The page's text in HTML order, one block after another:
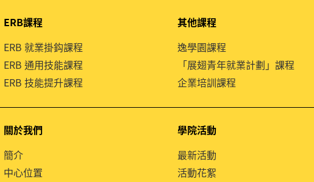
ERB課程
ERB 就業掛鈎課程
ERB 通用技能課程
ERB 技能提升課程
其他課程
逸學園課程
「展翅青年就業計劃」課程
企業培訓課程
關於我們
簡介
中心位置
學院活動
最新活動
活動花絮